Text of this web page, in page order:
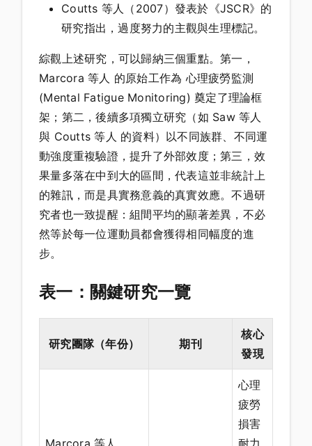
Coutts 等人（2007）發表於《JSCR》的
研究指出，過度努力的主觀與生理標記。
綜觀上述研究，可以歸納三個重點。第一，
Marcora 等人 的原始工作為 心理疲勞監測
(Mental Fatigue Monitoring) 奠定了理論框
架；第二，後續多項獨立研究（如 Saw 等人
與 Coutts 等人 的資料）以不同族群、不同運
動強度重複驗證，提升了外部效度；第三，效
果量多落在中到大的區間，代表這並非統計上
的雜訊，而是具實務意義的真實效應。不過研
究者也一致提醒：組間平均的顯著差異，不必
然等於每一位運動員都會獲得相同幅度的進
步。
表一：關鍵研究一覽
研究團隊（年份） 期刊
核心
發現
Marcora 等人
心理
疲勞
損害
耐力